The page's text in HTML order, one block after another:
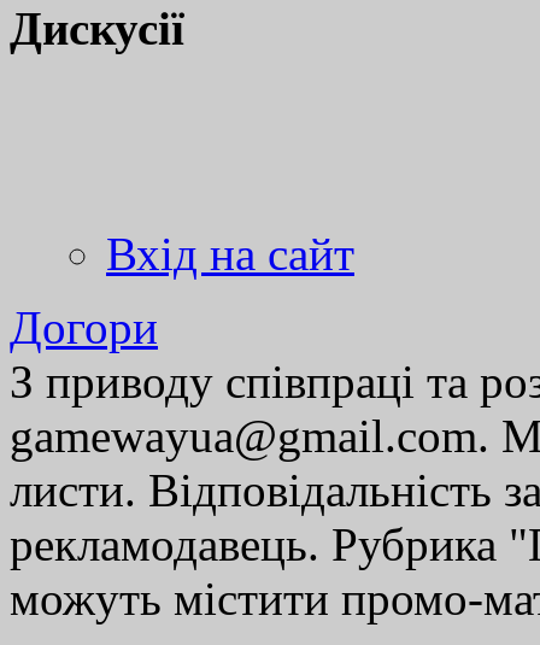
Дискусії
Вхід на сайт
Догори
З приводу співпраці та
gamewayua@gmail.com.
листи. Відповідальність
рекламодавець. Рубрика
можуть містити промо-